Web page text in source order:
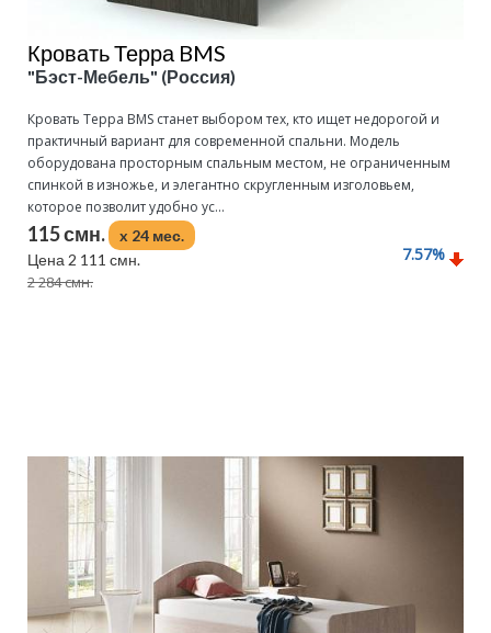
Кровать Терра BMS
"Бэст-Мебель" (Россия)
Кровать Терра BMS станет выбором тех, кто ищет недорогой и
практичный вариант для современной спальни. Модель
оборудована просторным спальным местом, не ограниченным
спинкой в изножье, и элегантно скругленным изголовьем,
которое позволит удобно ус...
115 смн.
x 24 мес.
Цена 2 111 смн.
2 284 смн.
7.57%